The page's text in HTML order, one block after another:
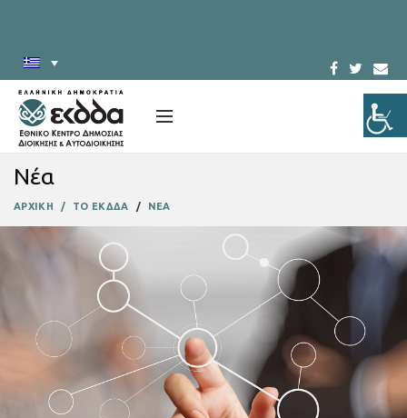
Νέα
ΑΡΧΙΚΗ ΤΟ ΕΚΔΔΑ ΝΕΑ